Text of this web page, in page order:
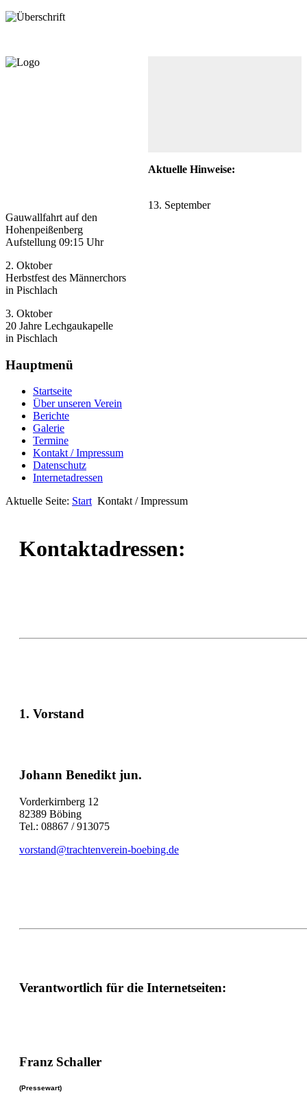
Aktuelle Hinweise:
13. September
Gauwallfahrt auf den
Hohenpeißenberg
Aufstellung 09:15 Uhr
2. Oktober
Herbstfest des Männerchors
in Pischlach
3. Oktober
20 Jahre Lechgaukapelle
in Pischlach
Hauptmenü
Startseite
Über unseren Verein
Berichte
Galerie
Termine
Kontakt / Impressum
Datenschutz
Internetadressen
Aktuelle Seite: Start Kontakt / Impressum
Kontaktadressen:
1. Vorstand
Johann Benedikt jun.
Vorderkirnberg 12
82389 Böbing
Tel.: 08867 / 913075
vorstand@trachtenverein-boebing.de
Verantwortlich für die Internetseiten:
Franz Schaller
(Pressewart)